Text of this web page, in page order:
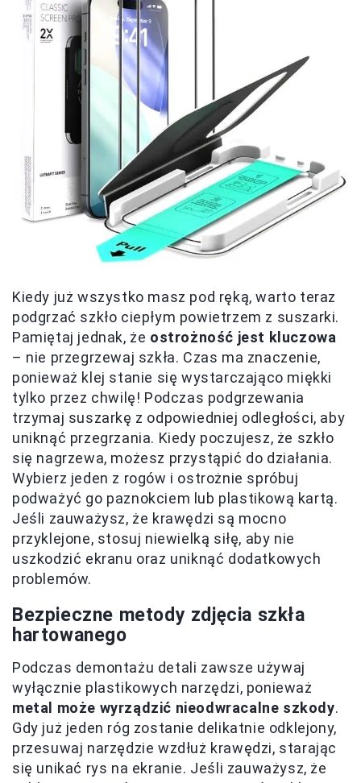
Kiedy już wszystko masz pod ręką, warto teraz
podgrzać szkło ciepłym powietrzem z suszarki.
Pamiętaj jednak, że ostrożność jest kluczowa
– nie przegrzewaj szkła. Czas ma znaczenie,
ponieważ klej stanie się wystarczająco miękki
tylko przez chwilę! Podczas podgrzewania
trzymaj suszarkę z odpowiedniej odległości, aby
uniknąć przegrzania. Kiedy poczujesz, że szkło
się nagrzewa, możesz przystąpić do działania.
Wybierz jeden z rogów i ostrożnie spróbuj
podważyć go paznokciem lub plastikową kartą.
Jeśli zauważysz, że krawędzi są mocno
przyklejone, stosuj niewielką siłę, aby nie
uszkodzić ekranu oraz uniknąć dodatkowych
problemów.
Bezpieczne metody zdjęcia szkła
hartowanego
Podczas demontażu detali zawsze używaj
wyłącznie plastikowych narzędzi, ponieważ
metal może wyrządzić nieodwracalne szkody.
Gdy już jeden róg zostanie delikatnie odklejony,
przesuwaj narzędzie wzdłuż krawędzi, starając
się unikać rys na ekranie. Jeśli zauważysz, że